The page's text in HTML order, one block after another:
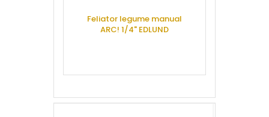
Feliator legume manual
ARC! 1/4" EDLUND